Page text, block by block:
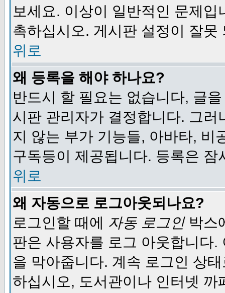
보세요. 이상이 일반적인 문제
촉하십시오. 게시판 설정이 잘못
위로
왜 등록을 해야 하나요?
반드시 할 필요는 없습니다, 글
시판 관리자가 결정합니다. 그
지 않는 부가 기능들, 아바타, 비
구독등이 제공됩니다. 등록은
위로
왜 자동으로 로그아웃되나요?
로그인할 때에 자동 로그인박스
판은 사용자를 로그 아웃합니다
을 막아줍니다. 계속 로그인 상
하십시오, 도서관이나 인터넷